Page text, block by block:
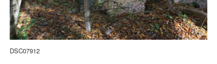
DSC07912